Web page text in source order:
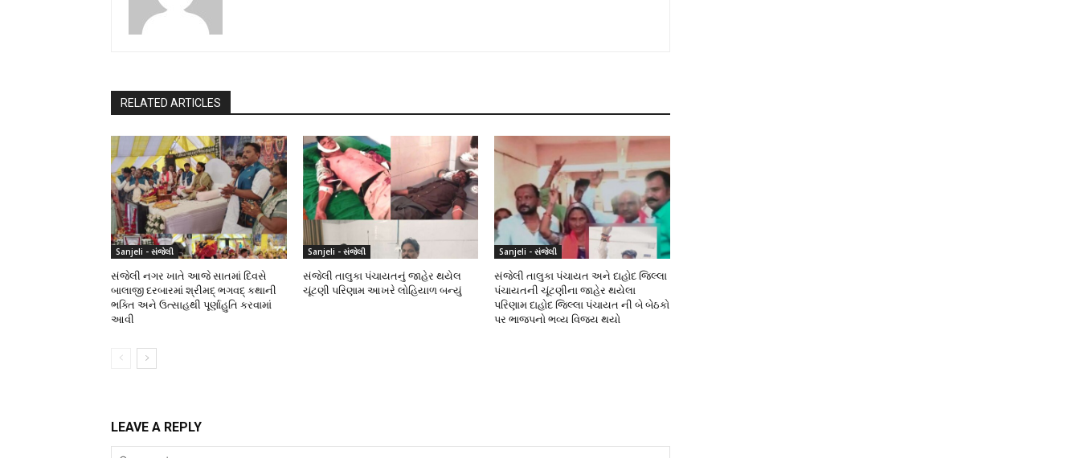
RELATED ARTICLES
Sanjeli - સંજેલી
સંજેલી નગર ખાતે આજે સાતમાં દિવસે
બાલાજી દરબારમાં શ્રીમદ્ ભગવદ્ કથાની
ભક્તિ અને ઉત્સાહથી પૂર્ણાહુતિ કરવામાં
આવી
Sanjeli - સંજેલી
સંજેલી તાલુકા પંચાયતનું જાહેર થયેલ
ચૂંટણી પરિણામ આખરે લોહિયાળ બન્યું
Sanjeli - સંજેલી
સંજેલી તાલુકા પંચાયત અને દાહોદ જિલ્લા
પંચાયતની ચૂંટણીના જાહેર થયેલા
પરિણામ દાહોદ જિલ્લા પંચાયત ની બે બેઠકો
પર ભાજપનો ભવ્ય વિજય થયો
LEAVE A REPLY